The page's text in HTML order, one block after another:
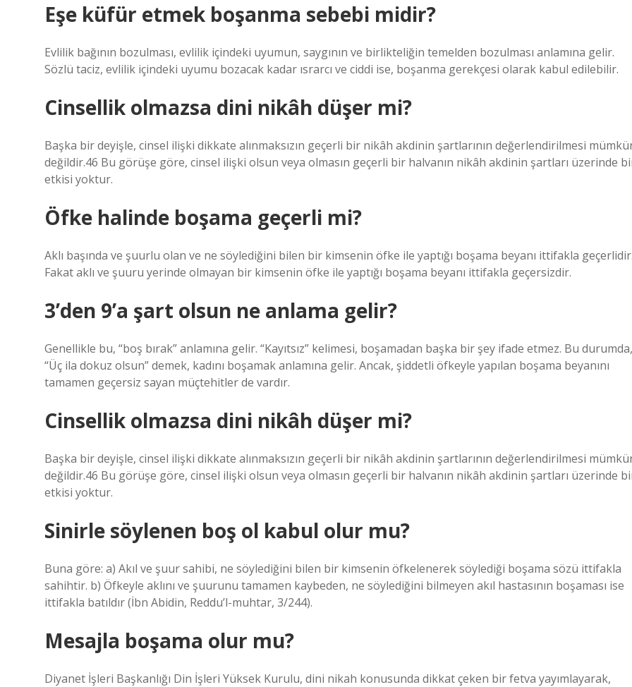
Eşe küfür etmek boşanma sebebi midir?
Evlilik bağının bozulması, evlilik içindeki uyumun, saygının ve birlikteliğin temelden bozulması anlamına gelir.
Sözlü taciz, evlilik içindeki uyumu bozacak kadar ısrarcı ve ciddi ise, boşanma gerekçesi olarak kabul edilebilir.
Cinsellik olmazsa dini nikâh düşer mi?
Başka bir deyişle, cinsel ilişki dikkate alınmaksızın geçerli bir nikâh akdinin şartlarının değerlendirilmesi
değildir.46 Bu görüşe göre, cinsel ilişki olsun veya olmasın geçerli bir halvanın nikâh akdinin şartları üzerinde
etkisi yoktur.
Öfke halinde boşama geçerli mi?
Aklı başında ve şuurlu olan ve ne söylediğini bilen bir kimsenin öfke ile yaptığı boşama beyanı ittifakla
Fakat aklı ve şuuru yerinde olmayan bir kimsenin öfke ile yaptığı boşama beyanı ittifakla geçersizdir.
3’den 9’a şart olsun ne anlama gelir?
Genellikle bu, “boş bırak” anlamına gelir. “Kayıtsız” kelimesi, boşamadan başka bir şey ifade etmez. Bu durumda,
“Üç ila dokuz olsun” demek, kadını boşamak anlamına gelir. Ancak, şiddetli öfkeyle yapılan boşama beyanını
tamamen geçersiz sayan müçtehitler de vardır.
Cinsellik olmazsa dini nikâh düşer mi?
Başka bir deyişle, cinsel ilişki dikkate alınmaksızın geçerli bir nikâh akdinin şartlarının değerlendirilmesi
değildir.46 Bu görüşe göre, cinsel ilişki olsun veya olmasın geçerli bir halvanın nikâh akdinin şartları üzerinde
etkisi yoktur.
Sinirle söylenen boş ol kabul olur mu?
Buna göre: a) Akıl ve şuur sahibi, ne söylediğini bilen bir kimsenin öfkelenerek söylediği boşama sözü ittifakla
sahihtir. b) Öfkeyle aklını ve şuurunu tamamen kaybeden, ne söylediğini bilmeyen akıl hastasının boşaması ise
ittifakla batıldır (İbn Abidin, Reddu’l-muhtar, 3/244).
Mesajla boşama olur mu?
Diyanet İşleri Başkanlığı Din İşleri Yüksek Kurulu, dini nikah konusunda dikkat çeken bir fetva yayımlayarak,